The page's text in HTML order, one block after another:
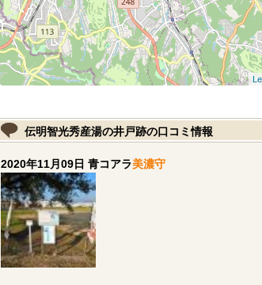
伝明智光秀産湯の井戸跡の口コミ情報
2020年11月09日 青コアラ美濃守